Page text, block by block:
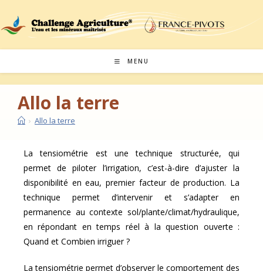
MENU
Allo la terre
› Allo la terre
La tensiométrie est une technique structurée, qui
permet de piloter l’irrigation, c’est-à-dire d’ajuster la
disponibilité en eau, premier facteur de production. La
technique permet d’intervenir et s’adapter en
permanence au contexte sol/plante/climat/hydraulique,
en répondant en temps réel à la question ouverte :
Quand et Combien irriguer ?
La tensiométrie permet d’observer le comportement des